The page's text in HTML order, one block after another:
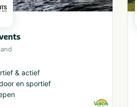
& actief
en sportief